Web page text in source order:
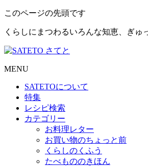
このページの先頭です
くらしにまつわるいろんな知恵、ぎゅ
MENU
SATETOについて
特集
レシピ検索
カテゴリー
お料理レター
お買い物のちょっと前
くらしのくふう
たべもののきほん